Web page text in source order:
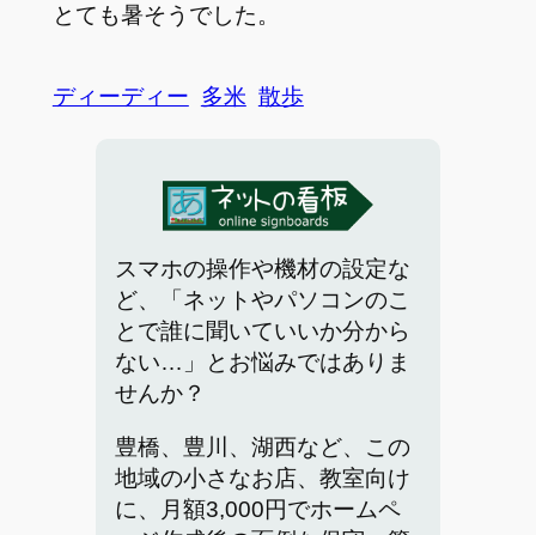
とても暑そうでした。
ディーディー 多米 散歩
スマホの操作や機材の設定な
ど、「ネットやパソコンのこ
とで誰に聞いていいか分から
ない…」とお悩みではありま
せんか？
豊橋、豊川、湖西など、この
地域の小さなお店、教室向け
に、月額3,000円でホームペ